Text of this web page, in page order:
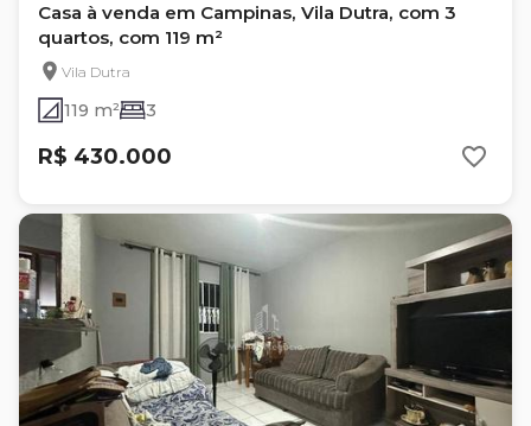
Casa à venda em Campinas, Vila Dutra, com 3
quartos, com 119 m²
Vila Dutra
119 m² 3
R$ 430.000